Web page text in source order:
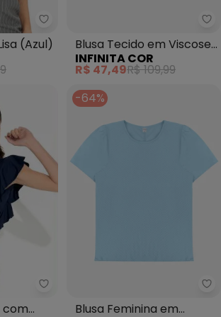
Select - Blusa Cropped Lisa
(Azul)
Blusa Tecido em Viscose
Infinita Cor (Azul)
INFINITA COR
R$ 47,49R$ 109,99
Rosalie - Blusa (Marinho) com
com
-64%
Blusa Feminina em